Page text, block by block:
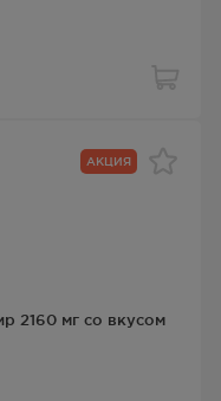
АКЦИЯ
2160 мг со вкусом